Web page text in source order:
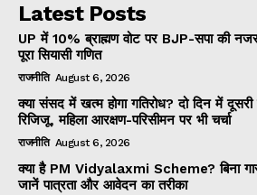
Latest Posts
UP में 10% ब्राह्मण वोट पर BJP-सपा की
पूरा सियासी गणित
राजनीति August 6, 2026
क्या संसद में खत्म होगा गतिरोध? दो दिन में दूसरी
रिजिजू, महिला आरक्षण-परिसीमन पर भी चर्चा
राजनीति August 6, 2026
क्या है PM Vidyalaxmi Scheme? बिना
जानें पात्रता और आवेदन का तरीका